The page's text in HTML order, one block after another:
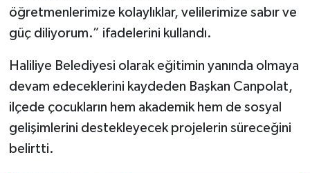
öğretmenlerimize kolaylıklar, velilerimize sabır ve
güç diliyorum.” ifadelerini kullandı.
Haliliye Belediyesi olarak eğitimin yanında olmaya
devam edeceklerini kaydeden Başkan Canpolat,
ilçede çocukların hem akademik hem de sosyal
gelişimlerini destekleyecek projelerin süreceğini
belirtti.